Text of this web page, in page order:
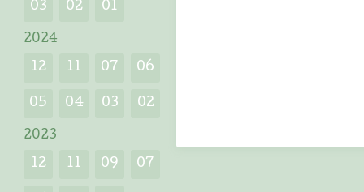
03 02 01
2024
12 11 07 06
05 04 03 02
2023
12 11 09 07